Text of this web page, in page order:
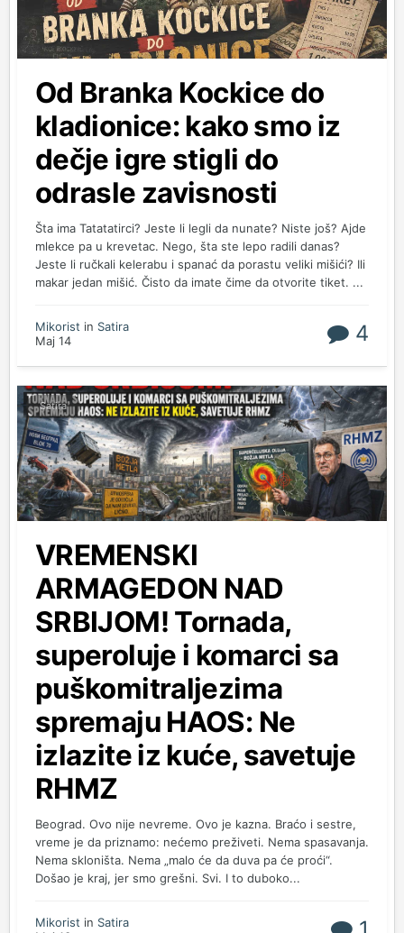
Od Branka Kockice do
kladionice: kako smo iz
dečje igre stigli do
odrasle zavisnosti
Šta ima Tatatatirci? Jeste li legli da nunate? Niste još? Ajde
mlekce pa u krevetac. Nego, šta ste lepo radili danas?
Jeste li ručkali kelerabu i spanać da porastu veliki mišići? Ili
makar jedan mišić. Čisto da imate čime da otvorite tiket. ...
Mikorist in Satira
Maj 14
4
Satira
VREMENSKI
ARMAGEDON NAD
SRBIJOM! Tornada,
superoluje i komarci sa
puškomitraljezima
spremaju HAOS: Ne
izlazite iz kuće, savetuje
RHMZ
Beograd. Ovo nije nevreme. Ovo je kazna. Braćo i sestre,
vreme je da priznamo: nećemo preživeti. Nema spasavanja.
Nema skloništa. Nema „malo će da duva pa će proći“.
Došao je kraj, jer smo grešni. Svi. I to duboko...
Mikorist in Satira